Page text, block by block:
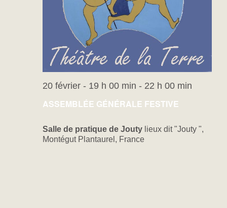
ASSEMBLÉE GÉNÉRALE FESTIVE
20 février - 19 h 00 min - 22 h 00 min
Salle de pratique de Jouty lieux dit "Jouty ",
Montégut Plantaurel, France